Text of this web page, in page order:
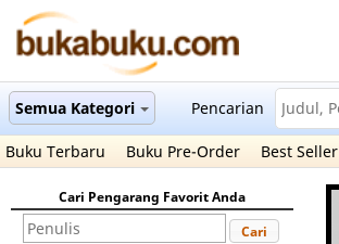
Semua Kategori Pencarian
Buku Terbaru
Buku Pre-Order Best Seller
Cari Pengarang Favorit Anda
Cari